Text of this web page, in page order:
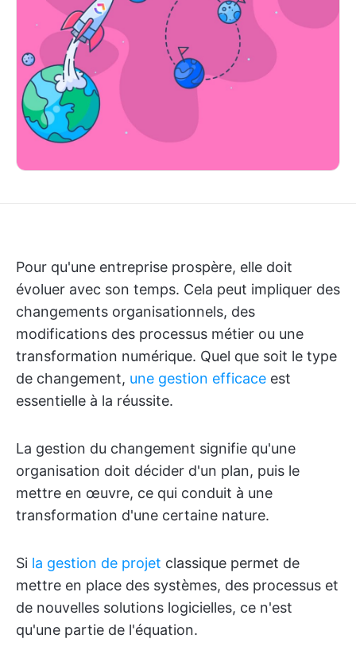
Pour qu'une entreprise prospère, elle doit
évoluer avec son temps. Cela peut impliquer des
changements organisationnels, des
modifications des processus métier ou une
transformation numérique. Quel que soit le type
de changement, une gestion efficace est
essentielle à la réussite.
La gestion du changement signifie qu'une
organisation doit décider d'un plan, puis le
mettre en œuvre, ce qui conduit à une
transformation d'une certaine nature.
Si la gestion de projet classique permet de
mettre en place des systèmes, des processus et
de nouvelles solutions logicielles, ce n'est
qu'une partie de l'équation.